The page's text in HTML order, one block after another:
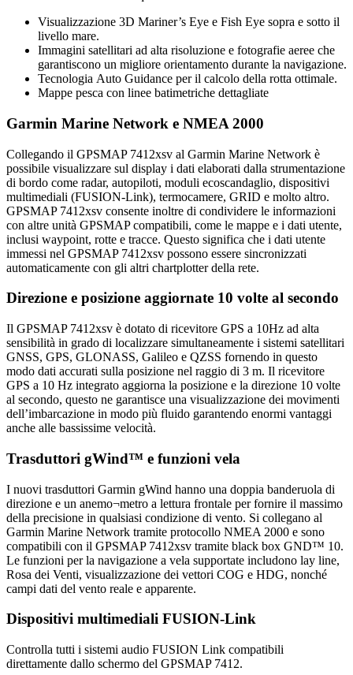
Visualizzazione 3D Mariner’s Eye e Fish Eye sopra e sotto il
livello mare.
Immagini satellitari ad alta risoluzione e fotografie aeree che
garantiscono un migliore orientamento durante la navigazione.
Tecnologia Auto Guidance per il calcolo della rotta ottimale.
Mappe pesca con linee batimetriche dettagliate
Garmin Marine Network e NMEA 2000
Collegando il GPSMAP 7412xsv al Garmin Marine Network è
possibile visualizzare sul display i dati elaborati dalla strumentazione
di bordo come radar, autopiloti, moduli ecoscandaglio, dispositivi
multimediali (FUSION-Link), termocamere, GRID e molto altro.
GPSMAP 7412xsv consente inoltre di condividere le informazioni
con altre unità GPSMAP compatibili, come le mappe e i dati utente,
inclusi waypoint, rotte e tracce. Questo significa che i dati utente
immessi nel GPSMAP 7412xsv possono essere sincronizzati
automaticamente con gli altri chartplotter della rete.
Direzione e posizione aggiornate 10 volte al secondo
Il GPSMAP 7412xsv è dotato di ricevitore GPS a 10Hz ad alta
sensibilità in grado di localizzare simultaneamente i sistemi satellitari
GNSS, GPS, GLONASS, Galileo e QZSS fornendo in questo
modo dati accurati sulla posizione nel raggio di 3 m. Il ricevitore
GPS a 10 Hz integrato aggiorna la posizione e la direzione 10 volte
al secondo, questo ne garantisce una visualizzazione dei movimenti
dell’imbarcazione in modo più fluido garantendo enormi vantaggi
anche alle bassissime velocità.
Trasduttori gWind™ e funzioni vela
I nuovi trasduttori Garmin gWind hanno una doppia banderuola di
direzione e un anemo¬metro a lettura frontale per fornire il massimo
della precisione in qualsiasi condizione di vento. Si collegano al
Garmin Marine Network tramite protocollo NMEA 2000 e sono
compatibili con il GPSMAP 7412xsv tramite black box GND™ 10.
Le funzioni per la navigazione a vela supportate includono lay line,
Rosa dei Venti, visualizzazione dei vettori COG e HDG, nonché
campi dati del vento reale e apparente.
Dispositivi multimediali FUSION-Link
Controlla tutti i sistemi audio FUSION Link compatibili
direttamente dallo schermo del GPSMAP 7412.